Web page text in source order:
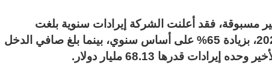
مسبوقة، فقد أعلنت الشركة إيرادات سنوية بلغت
215.94 مليار دولار في السنة المالية 2026، بزيادة 65% على أساس سنوي، بينما بلغ صافي الدخل